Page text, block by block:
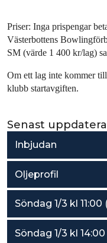
Inbjudan
Oljeprofil
Söndag 1/3 kl 11:00
Söndag 1/3 kl
Priser: Inga prispengar
Västerbottens
SM (värde 1 400 kr/lag)
Om ett lag inte kommer
klubb startavgiften.
Senast